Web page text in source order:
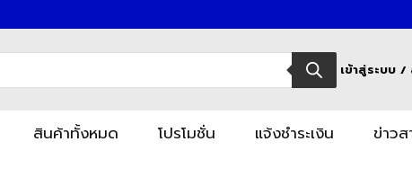
เข้าสู่ระบบ /
สินค้าทั้งหมด โปรโมชั่น แจ้งชำระเงิน ข่าว